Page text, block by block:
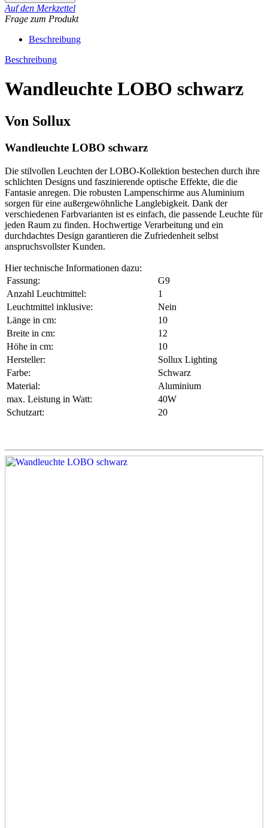
Auf den Merkzettel
Frage zum Produkt
Beschreibung
Beschreibung
Wandleuchte LOBO schwarz
Von Sollux
Wandleuchte LOBO schwarz
Die stilvollen Leuchten der LOBO-Kollektion bestechen durch ihre
schlichten Designs und faszinierende optische Effekte, die die
Fantasie anregen. Die robusten Lampenschirme aus Aluminium
sorgen für eine außergewöhnliche Langlebigkeit. Dank der
verschiedenen Farbvarianten ist es einfach, die passende Leuchte für
jeden Raum zu finden. Hochwertige Verarbeitung und ein
durchdachtes Design garantieren die Zufriedenheit selbst
anspruchsvollster Kunden.
Hier technische Informationen dazu:
Fassung:
G9
Anzahl Leuchtmittel:
1
Leuchtmittel inklusive:
Nein
Länge in cm:
10
Breite in cm:
12
Höhe in cm:
10
Hersteller:
Sollux Lighting
Farbe:
Schwarz
Material:
Aluminium
max. Leistung in Watt:
40W
Schutzart:
20